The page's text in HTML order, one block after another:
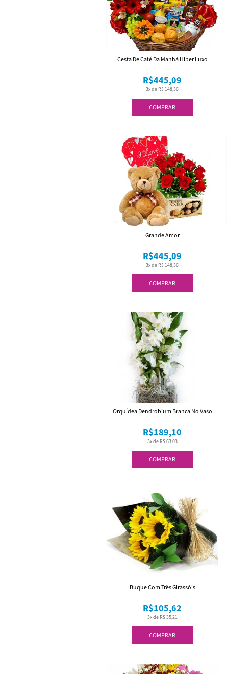
COMPRAR
3x de R$ 148,36
R$445,09
Cesta De Café Da Manhã Hiper Luxo
COMPRAR
3x de R$ 148,36
R$445,09
Grande Amor
COMPRAR
3x de R$ 63,03
R$189,10
Orquídea Dendrobium Branca No Vaso
COMPRAR
3x de R$ 35,21
R$105,62
Buque Com Três Girassóis